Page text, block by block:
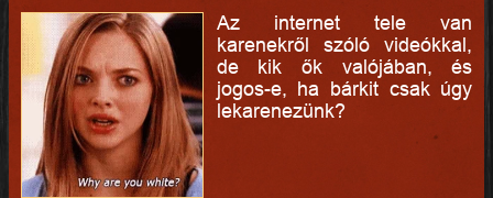
Az internet tele van
karenekről szóló videókkal,
de kik ők valójában, és
jogos-e, ha bárkit csak úgy
lekarenezünk?